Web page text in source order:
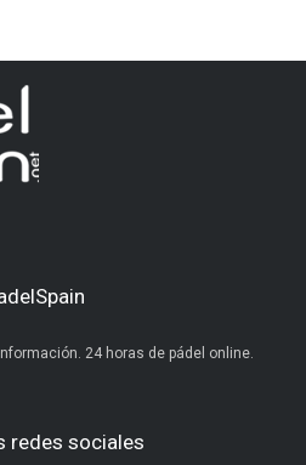
24 horas de pádel online.
redes sociales